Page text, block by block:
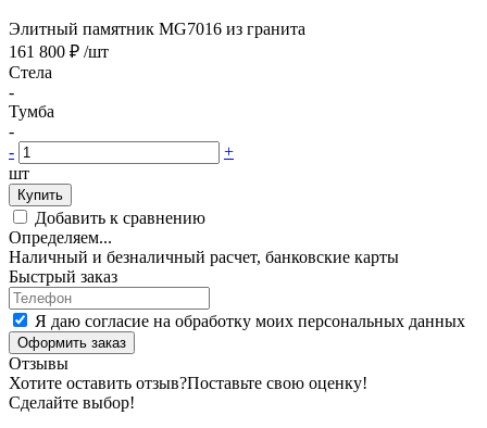
Элитный памятник MG7016 из гранита
161 800 ₽ /шт
Стела
-
Тумба
-
-
+
шт
Купить
Добавить к сравнению
Определяем...
Наличный и безналичный расчет, банковские карты
Быстрый заказ
Я даю согласие на обработку моих персональных данных
Оформить заказ
Отзывы
Хотите оставить отзыв?Поставьте свою оценку!
Сделайте выбор!